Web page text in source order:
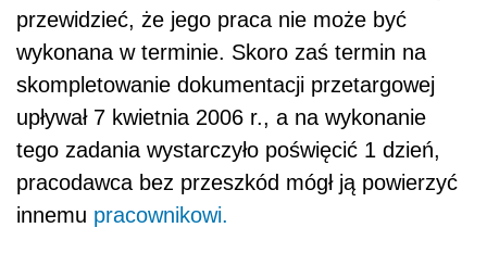
przewidzieć, że jego praca nie może być
wykonana w terminie. Skoro zaś termin na
skompletowanie dokumentacji przetargowej
upływał 7 kwietnia 2006 r., a na wykonanie
tego zadania wystarczyło poświęcić 1 dzień,
pracodawca bez przeszkód mógł ją powierzyć
innemu pracownikowi.